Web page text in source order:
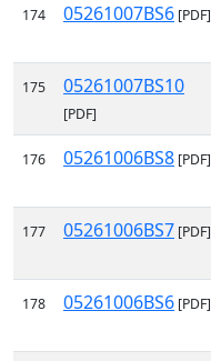
174 05261007BS6 [PDF]
175 05261007BS10
[PDF]
176 05261006BS8 [PDF]
177 05261006BS7 [PDF]
178 05261006BS6 [PDF]